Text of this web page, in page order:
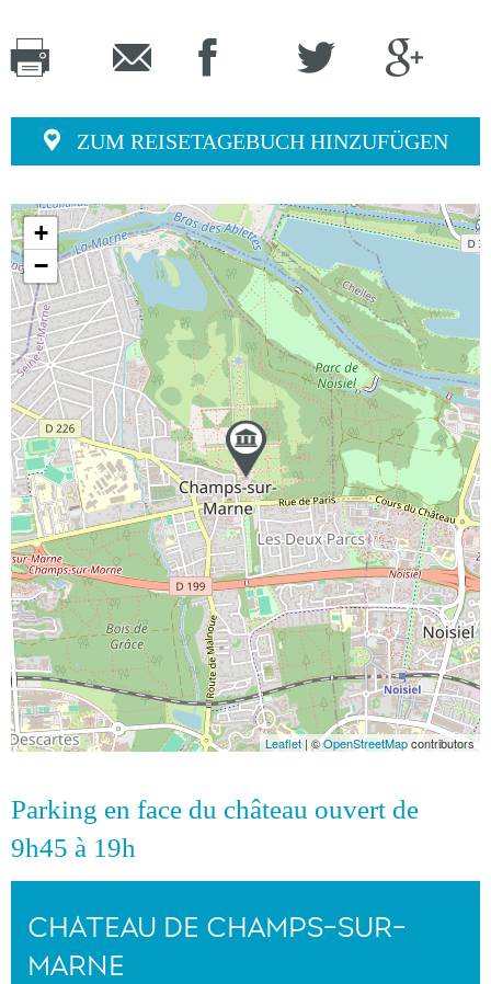
ZUM REISETAGEBUCH HINZUFÜGEN
+
−
Leaflet| ©OpenStreetMapcontributors
Parking en face du château ouvert de
9h45 à 19h
CHÂTEAU DE CHAMPS-SUR-
MARNE